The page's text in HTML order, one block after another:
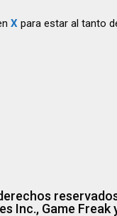
X para estar al tanto
Inc., Game